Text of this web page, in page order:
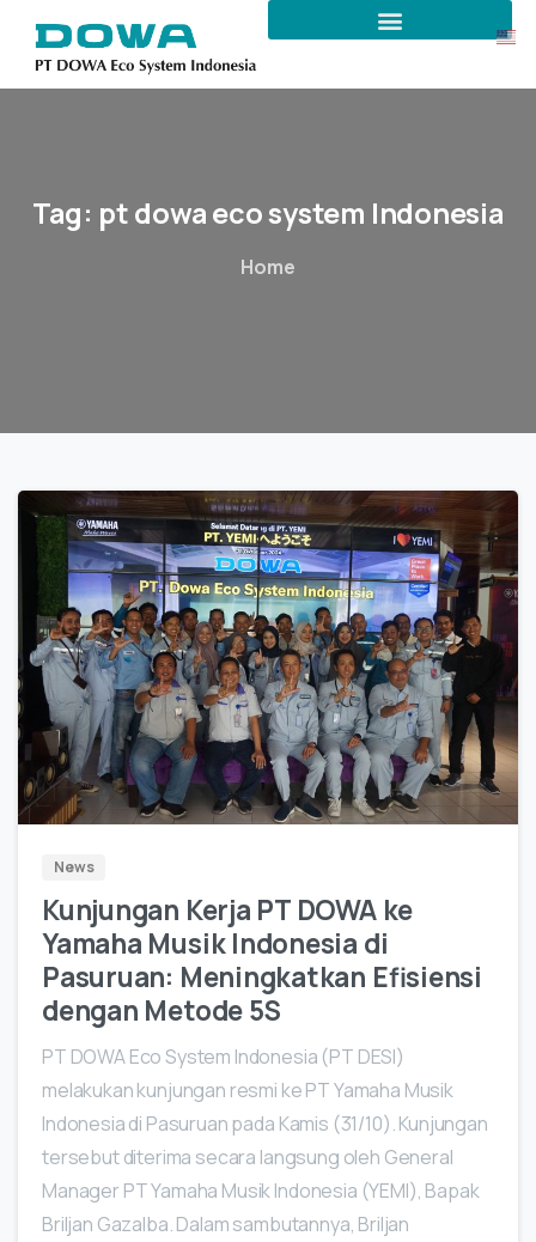
Tag: ptdowaecosystem Indonesia
Home
2
News
Kunjungan Kerja PT DOWA ke
Yamaha Musik Indonesia di
Pasuruan: Meningkatkan Efisiensi
dengan Metode 5S
PT DOWA Eco System Indonesia (PT DESI)
melakukan kunjungan resmi ke PT Yamaha Musik
Indonesia di Pasuruan pada Kamis (31/10). Kunjungan
tersebut diterima secara langsung oleh General
Manager PT Yamaha Musik Indonesia (YEMI), Bapak
Briljan Gazalba. Dalam sambutannya, Briljan